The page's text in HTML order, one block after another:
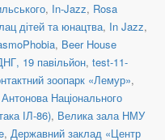
, In-Jazz, Rosa
дітей та юнацтва, In Jazz,
, Beer House
19 павільйон, test-11-
зоопарк «Лемур»,
Національного
ІЛ-86), Велика зала НМУ
, Державний заклад «Центр